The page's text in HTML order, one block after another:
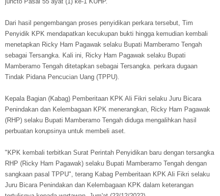
Dari hasil pengembangan proses penyidikan perkara tersebut, Tim
Penyidik KPK mendapatkan kecukupan bukti hingga kemudian kembali
menetapkan Ricky Ham Pagawak selaku Bupati Mamberamo Tengah
sebagai Tersangka. Kali ini, Ricky Ham Pagawak selaku Bupati
Mamberamo Tengah ditetapkan sebagai Tersangka. perkara dugaan
Tindak Pidana Pencucian Uang (TPPU).
Kepala Bagian (Kabag) Pemberitaan KPK Ali Fikri selaku Juru Bicara
Penindakan dan Kelembagaan KPK menerangkan, Ricky Ham Pagawak
(RHP) selaku Bupati Mamberamo Tengah diduga mengalihkan hasil
perbuatan korupsinya untuk membeli aset.
"KPK kembali terbitkan Surat Perintah Penyidikan baru dengan tersangka
RHP (Ricky Ham Pagawak) selaku Bupati Mamberamo Tengah dengan
sangkaan pasal TPPU", terang Kabag Pemberitaan KPK Ali Fikri selaku
Juru Bicara Penindakan dan Kelembagaan KPK dalam keterangan